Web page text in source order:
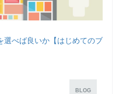
選べば良いか【はじめてのブ
BLOG